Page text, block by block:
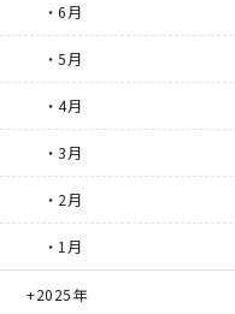
・6月
・5月
・4月
・3月
・2月
・1月
2025年